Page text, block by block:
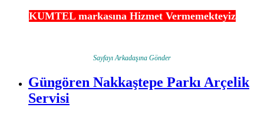
KUMTEL markasına Hizmet Vermemekteyiz
Sayfayı Arkadaşına Gönder
Güngören Nakkaştepe Parkı Arçelik
Servisi